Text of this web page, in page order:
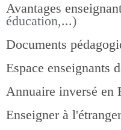
Avantages
éducation,...)
Documents
Espace enseignants
Annuaire inversé en
Enseigner à